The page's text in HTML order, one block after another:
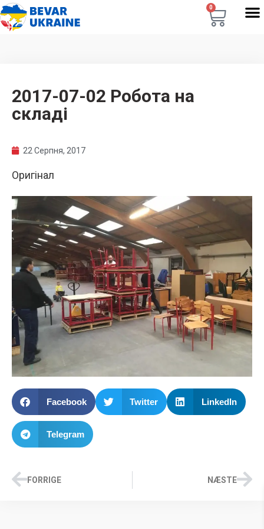
0
2017-07-02 Робота на
складі
22 Серпня, 2017
Оригінал
Facebook Twitter LinkedIn
Telegram
FORRIGE NÆSTE